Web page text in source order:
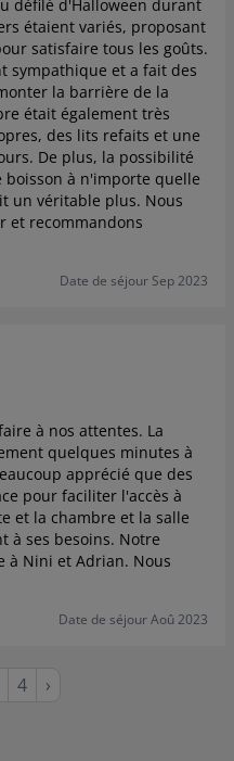
défilé d'Halloween durant
étaient variés, proposant
satisfaire tous les goûts.
sympathique et a fait des
la barrière de la
était également très
des lits refaits et une
De plus, la possibilité
à n'importe quelle
un véritable plus. Nous
et recommandons
Date de séjour Sep 2023
à nos attentes. La
quelques minutes à
apprécié que des
pour faciliter l'accès à
et la chambre et la salle
à ses besoins. Notre
à Nini et Adrian. Nous
Date de séjour Aoû 2023
Page
4
Page
›